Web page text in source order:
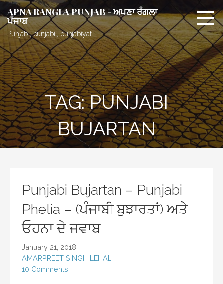
Skip
to
content
APNA RANGLA PUNJAB - ਅਪਣਾ ਰੰਗਲਾ
ਪੰਜਾਬ
Punjab , punjabi , punjabiyat.
TAG: PUNJABI
BUJARTAN
Punjabi Bujartan – Punjabi
Phelia – (ਪੰਜਾਬੀ ਬੁਝਾਰਤਾਂ) ਅਤੇ
ਓਹਨਾ ਦੇ ਜਵਾਬ
January 21, 2018
AMARPREET SINGH LEHAL
10 Comments